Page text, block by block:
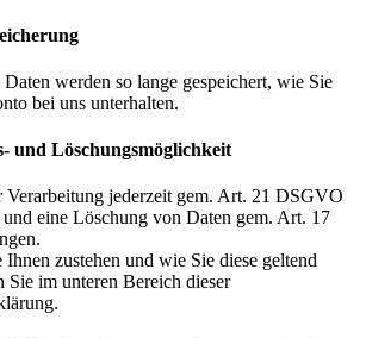
werden so lange gespeichert, wie Sie
bei uns unterhalten.
und Löschungsmöglichkeit
Verarbeitung jederzeit gem. Art. 21 DSGVO
eine Löschung von Daten gem. Art. 17
Ihnen zustehen und wie Sie diese geltend
Sie im unteren Bereich dieser